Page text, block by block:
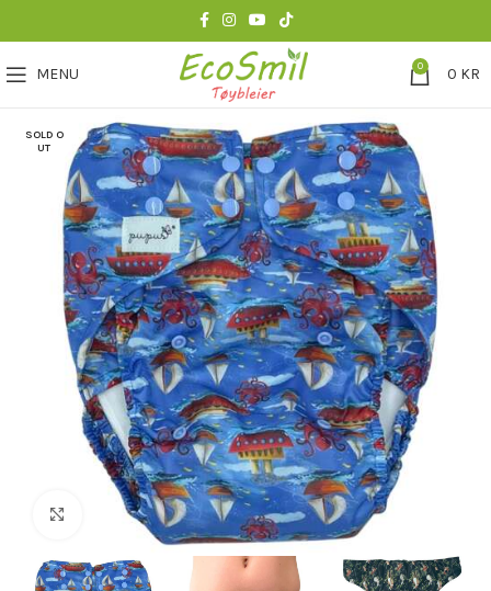
MENU 0 0 KR
SOLD O
UT
Click to enlarge